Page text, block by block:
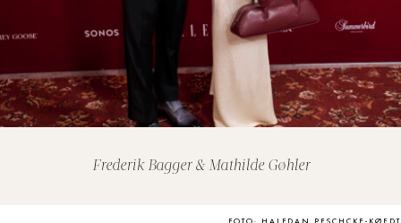
Frederik Bagger & Mathilde Gøhler